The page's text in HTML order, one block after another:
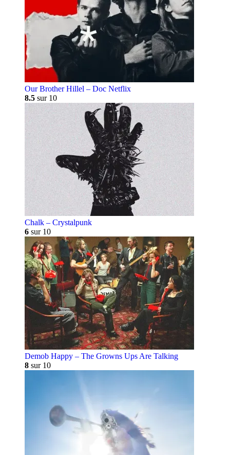
Our Brother Hillel – Doc Netflix
8.5 sur 10
Chalk – Crystalpunk
6 sur 10
Demob Happy – The Growns Ups Are Talking
8 sur 10